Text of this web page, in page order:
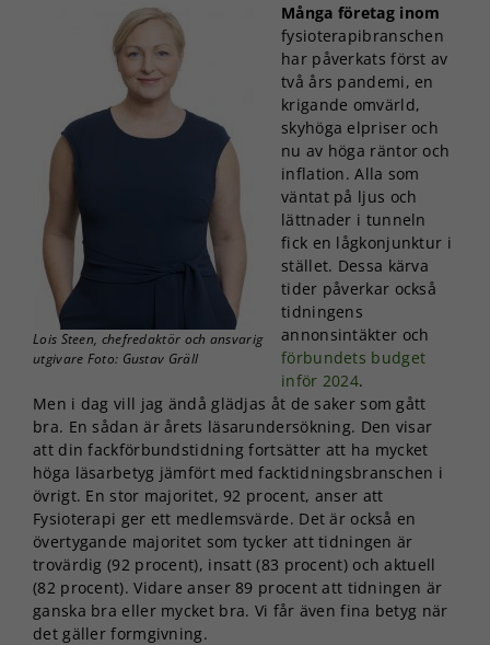
Lois Steen, chefredaktör och ansvarig
utgivare Foto: Gustav Gräll
Många företag inom
fysioterapibranschen
har påverkats först av
två års pandemi, en
krigande omvärld,
skyhöga elpriser och
nu av höga räntor och
inflation. Alla som
väntat på ljus och
lättnader i tunneln
fick en lågkonjunktur i
stället. Dessa kärva
tider påverkar också
tidningens
annonsintäkter och
förbundets budget
inför 2024.
Men i dag vill jag ändå glädjas åt de saker som gått
bra. En sådan är årets läsarundersökning. Den visar
att din fackförbundstidning fortsätter att ha mycket
höga läsarbetyg jämfört med facktidningsbranschen i
övrigt. En stor majoritet, 92 procent, anser att
Fysioterapi ger ett medlemsvärde. Det är också en
övertygande majoritet som tycker att tidningen är
trovärdig (92 procent), insatt (83 procent) och aktuell
(82 procent). Vidare anser 89 procent att tidningen är
ganska bra eller mycket bra. Vi får även fina betyg när
det gäller formgivning.